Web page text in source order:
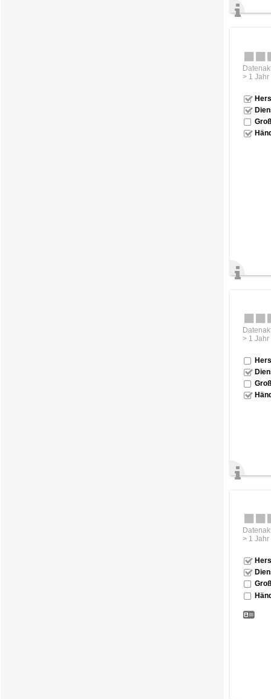
> 1 Jahr
> 1 Jahr
> 1 Jahr